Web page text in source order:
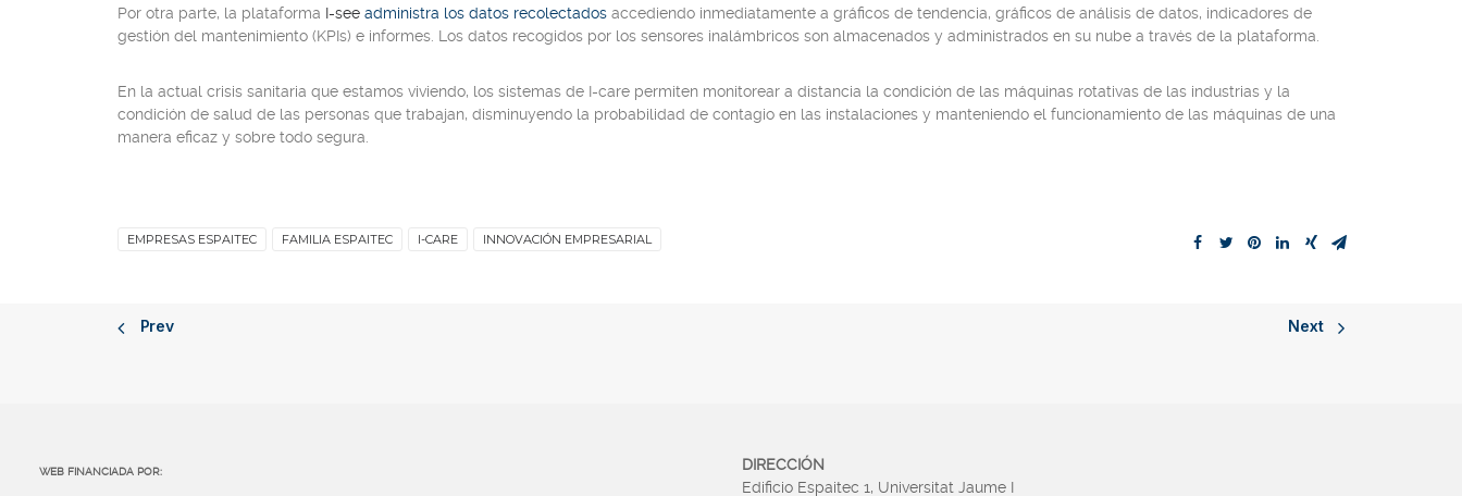
Por otra parte, la plataforma I-see administra los datos recolectados accediendo inmediatamente a gráficos de tendencia, gráficos de análisis de datos, indicadores de
gestión del mantenimiento (KPIs) e informes. Los datos recogidos por los sensores inalámbricos son almacenados y administrados en su nube a través de la plataforma.
En la actual crisis sanitaria que estamos viviendo, los sistemas de I-care permiten monitorear a distancia la condición de las máquinas rotativas de las industrias y la
condición de salud de las personas que trabajan, disminuyendo la probabilidad de contagio en las instalaciones y manteniendo el funcionamiento de las máquinas de una
manera eficaz y sobre todo segura.
EMPRESAS ESPAITEC FAMILIA ESPAITEC I-CARE INNOVACIÓN EMPRESARIAL
Prev Next
WEB FINANCIADA POR:
DIRECCIÓN
Edificio Espaitec 1, Universitat Jaume I